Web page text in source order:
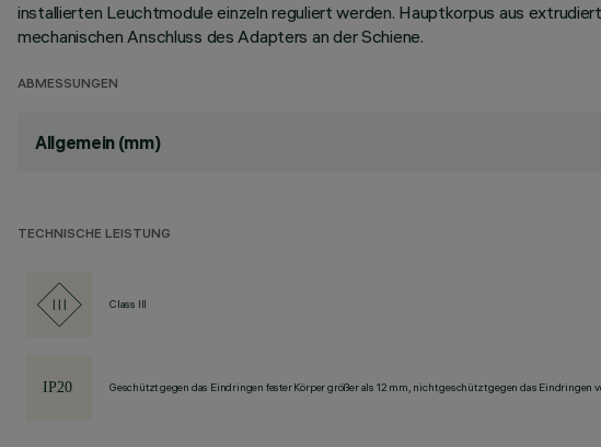
installierten Leuchtmodule einzeln reguliert werden. Hauptkorpus aus
mechanischen Anschluss des Adapters an der Schiene.
ABMESSUNGEN
Allgemein (mm)
TECHNISCHE LEISTUNG
Class III
Geschützt gegen das Eindringen fester Körper größer als 12 mm, nicht geschützt gegen das Eindringen